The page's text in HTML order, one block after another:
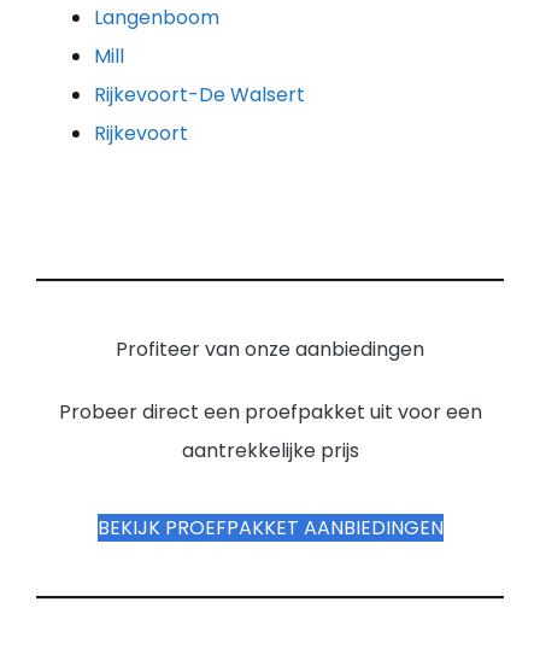
Langenboom
Mill
Rijkevoort-De Walsert
Rijkevoort
Profiteer van onze aanbiedingen
Probeer direct een proefpakket uit voor een
aantrekkelijke prijs
BEKIJK PROEFPAKKET AANBIEDINGEN